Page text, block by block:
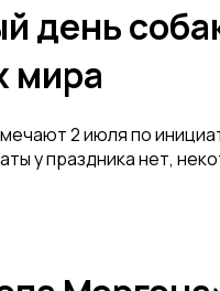
день
мира
2 июля по
у праздника нет,